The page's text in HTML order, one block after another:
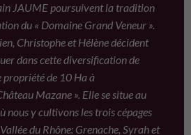
JAUME poursuivent la tradition
du « Domaine Grand Veneur ».
Christophe et Hélène décident
dans cette diversification de
de 10 Ha à
Mazane ». Elle se situe au
nous y cultivons les trois cépages
du Rhône: Grenache, Syrah et